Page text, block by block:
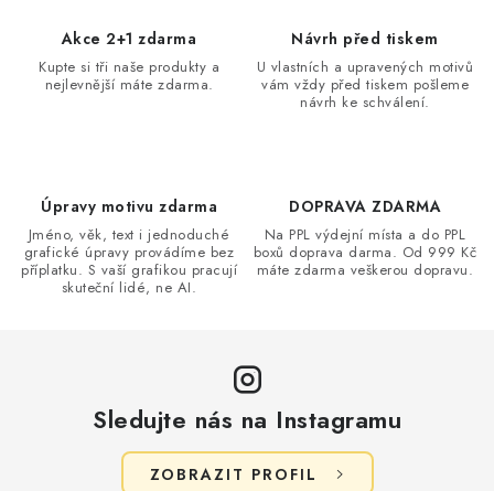
y
Akce 2+1 zdarma
Kupte si tři naše produkty a
nejlevnější máte zdarma.
Návrh před tiskem
U vlastních a upravených motivů
vám vždy před tiskem pošleme
návrh ke schválení.
Úpravy motivu zdarma
Jméno, věk, text i jednoduché
grafické úpravy provádíme bez
příplatku. S vaší grafikou pracují
skuteční lidé, ne AI.
DOPRAVA ZDARMA
Na PPL výdejní místa a do PPL
boxů doprava darma. Od 999 Kč
máte zdarma veškerou dopravu.
Sledujte nás na Instagramu
ZOBRAZIT PROFIL